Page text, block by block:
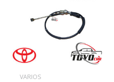
VARIOS